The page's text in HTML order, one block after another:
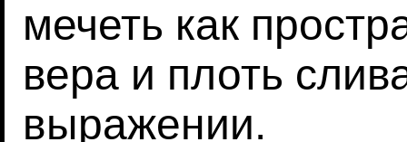
мечеть как
вера и плоть
выражении.